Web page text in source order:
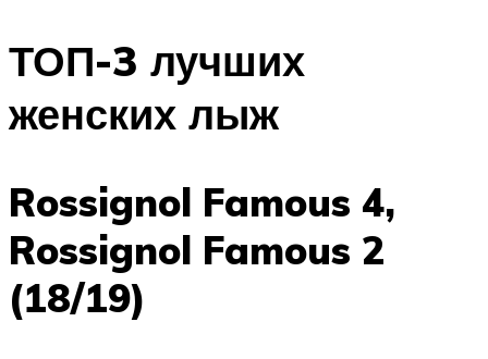
ТОП-3 лучших
женских лыж
Rossignol Famous 4,
Rossignol Famous 2
(18/19)